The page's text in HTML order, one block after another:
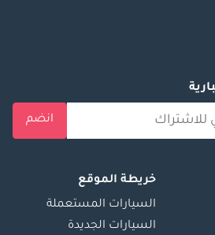
انضم
خريطة الموقع
السيارات المستعملة
السيارات الجديدة